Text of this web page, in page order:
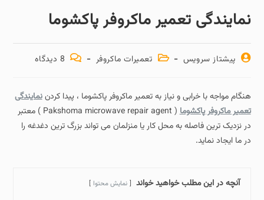
نمایندگی تعمیر ماکروفر پاکشوما
پیشتاز سرویس تعمیرات ماکروفر 8 دیدگاه‌
هنگام مواجه با خرابی و نیاز به تعمیر ماکروفر پاکشوما ، پیدا کردننمایندگی
تعمیر ماکروفر پاکشوما
( Pakshoma microwave repair agent ) معتبر
در نزدیک ترین فاصله به محل کار یا منزلمان می تواند بزرگ‌ ترین دغدغه را
در ما ایجاد نماید.
آنچه در این مطلب خواهید خواند نمایش محتوا